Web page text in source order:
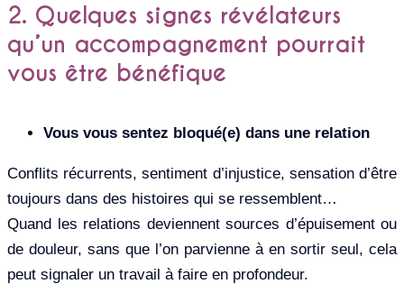
2. Quelques signes révélateurs
qu’un accompagnement pourrait
vous être bénéfique
Vous vous sentez bloqué(e) dans une relation
Conflits récurrents, sentiment d’injustice, sensation d’être
toujours dans des histoires qui se ressemblent…
Quand les relations deviennent sources d’épuisement ou
de douleur, sans que l’on parvienne à en sortir seul, cela
peut signaler un travail à faire en profondeur.